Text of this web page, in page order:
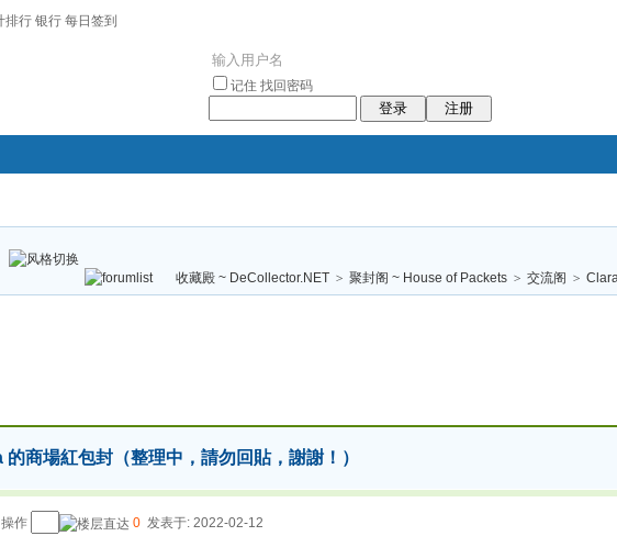
排行 银行 每日签到
记住 找回密码
登录 注册
褔
袠袠袥眩褦
收藏殿 ~ DeCollector.NET > 聚封阁 ~ House of Packets > 交流阁 >
商場紅包封（整理中，請勿回貼，謝謝！）
作 0 发表于: 2022-02-12